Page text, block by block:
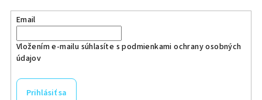
Email
Vložením e-mailu súhlasíte spodmienkami ochrany osobných
údajov
Prihlásiť sa